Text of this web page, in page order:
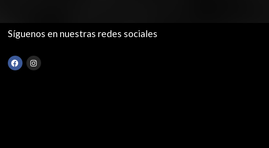
Síguenos en nuestras redes sociales
F
a
I
n